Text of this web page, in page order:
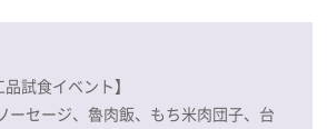
試食イベント】
ーセージ、魯肉飯、もち米肉団子、台